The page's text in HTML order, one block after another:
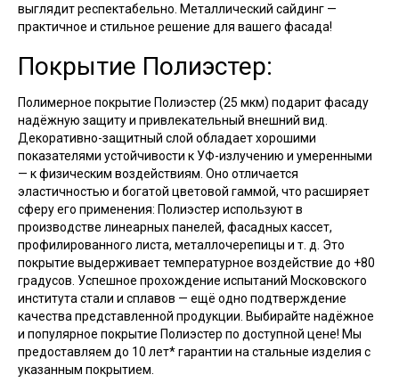
выглядит респектабельно. Металлический сайдинг —
практичное и стильное решение для вашего фасада!
Покрытие Полиэстер:
Полимерное покрытие Полиэстер (25 мкм) подарит фасаду
надёжную защиту и привлекательный внешний вид.
Декоративно-защитный слой обладает хорошими
показателями устойчивости к УФ-излучению и умеренными
— к физическим воздействиям. Оно отличается
эластичностью и богатой цветовой гаммой, что расширяет
сферу его применения: Полиэстер используют в
производстве линеарных панелей, фасадных кассет,
профилированного листа, металлочерепицы и т. д. Это
покрытие выдерживает температурное воздействие до +80
градусов. Успешное прохождение испытаний Московского
института стали и сплавов — ещё одно подтверждение
качества представленной продукции. Выбирайте надёжное
и популярное покрытие Полиэстер по доступной цене! Мы
предоставляем до 10 лет* гарантии на стальные изделия с
указанным покрытием.